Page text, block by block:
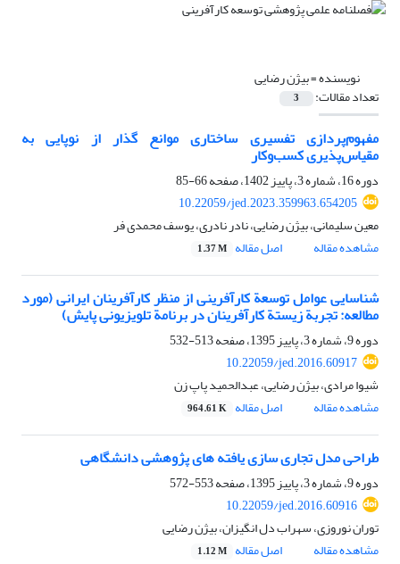
نویسنده =بیژن رضایی
تعداد مقالات: 3
مفهوم‌پردازی تفسیری ساختاری موانع گذار از نوپایی به
مقیاس‌پذیری کسب‌وکار
دوره 16، شماره 3، پاییز 1402، صفحه
66-85
10.22059/jed.2023.359963.654205
معین سلیمانی، بیژن رضایی، نادر نادری، یوسف محمدی فر
مشاهده مقاله
اصل مقاله 1.37 M
شناسایی عوامل توسعة کارآفرینی از منظر کارآفرینان ایرانی (مورد
مطالعه: تجربة زیستة کارآفرینان در برنامة تلویزیونی پایش)
دوره 9، شماره 3، پاییز 1395، صفحه
513-532
10.22059/jed.2016.60917
شیوا مرادی، بیژن رضایی، عبدالحمید پاپ زن
مشاهده مقاله
اصل مقاله 964.61 K
طراحی مدل تجاری سازی یافته های پژوهشی دانشگاهی
دوره 9، شماره 3، پاییز 1395، صفحه
553-572
10.22059/jed.2016.60916
توران نوروزی، سهراب دل انگیزان، بیژن رضایی
مشاهده مقاله
اصل مقاله 1.12 M